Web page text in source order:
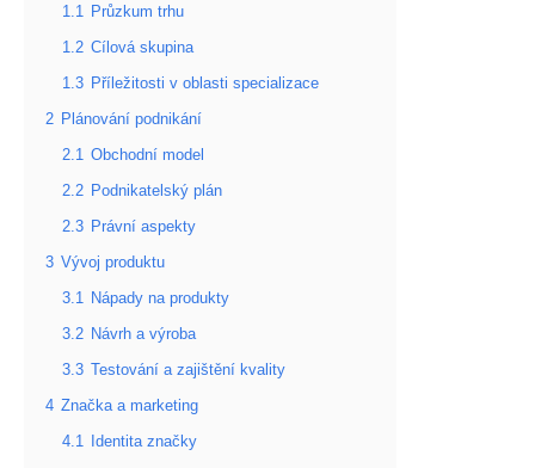
1.1 Průzkum trhu
1.2 Cílová skupina
1.3 Příležitosti v oblasti specializace
2 Plánování podnikání
2.1 Obchodní model
2.2 Podnikatelský plán
2.3 Právní aspekty
3 Vývoj produktu
3.1 Nápady na produkty
3.2 Návrh a výroba
3.3 Testování a zajištění kvality
4 Značka a marketing
4.1 Identita značky